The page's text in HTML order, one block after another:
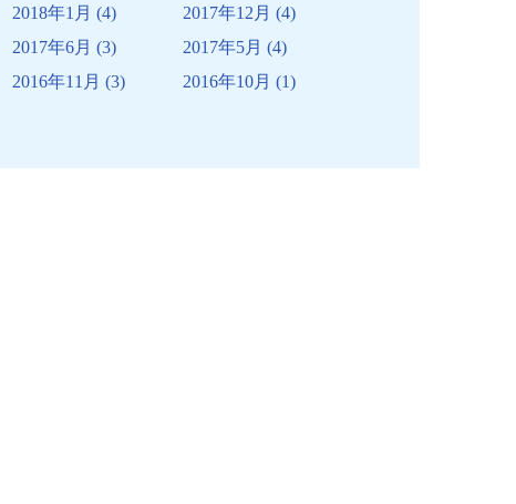
2018年1月 (4) 2017年12月 (4)
2017年6月 (3) 2017年5月 (4)
2016年11月 (3) 2016年10月 (1)